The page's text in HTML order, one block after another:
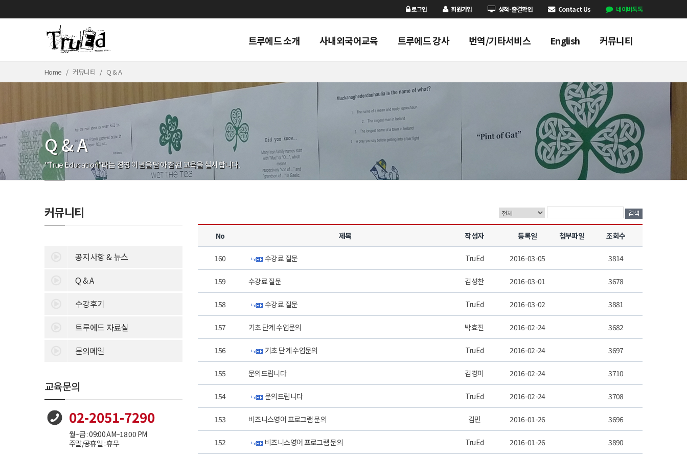
로그인 회원가입 성적·출결확인 Contact Us 네이버톡톡
트루에드 소개 사내외국어교육 트루에드 강사 번역/기타서비스 English 커뮤니티
Home 커뮤니티 Q & A
Q & A
"True Education"라는 경영 이념을 담아 참된 교육을 실시합니다.
No 제목 작성자 등록일 첨부파일 조회수
160 수강료 질문 TruEd 2016-03-05 3814
159 수강료 질문 김성찬 2016-03-01 3678
158 수강료 질문 TruEd 2016-03-02 3881
157 기초 단계 수업문의 박효진 2016-02-24 3682
156 기초 단계 수업문의 TruEd 2016-02-24 3697
155 문의드립니다 김경미 2016-02-24 3710
154 문의드립니다 TruEd 2016-02-24 3708
153 비즈니스영어 프로그램 문의 김민 2016-01-26 3696
152 비즈니스영어 프로그램 문의 TruEd 2016-01-26 3890
커뮤니티
공지사항 & 뉴스
Q & A
수강후기
트루에드 자료실
문의메일
교육문의
02-2051-7290
월~금 : 09:00 AM~18:00 PM
주말/공휴일 : 휴무